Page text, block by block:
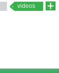
videos